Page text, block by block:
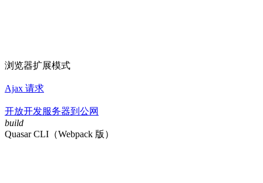
浏览器扩展模式
Ajax 请求
开放开发服务器到公网
build
Quasar CLI（Webpack 版）